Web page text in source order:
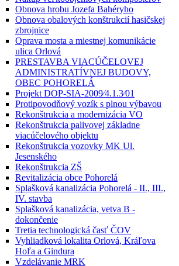
Obnova hrobu Jozefa Bahéryho
Obnova obalových konštrukcií hasičskej
zbrojnice
Oprava mosta a miestnej komunikácie
ulica Orlová
PRESTAVBA VIACÚČELOVEJ
ADMINISTRATÍVNEJ BUDOVY,
OBEC POHORELÁ
Projekt DOP-SIA-2009⁄4.1.3⁄01
Protipovodňový vozík s plnou výbavou
Rekonštrukcia a modernizácia VO
Rekonštrukcia palivovej základne
viacúčelového objektu
Rekonštrukcia vozovky MK Ul.
Jesenského
Rekonštrukcia ZŠ
Revitalizácia obce Pohorelá
Splašková kanalizácia Pohorelá - II., III.,
IV. stavba
Splašková kanalizácia, vetva B -
dokončenie
Tretia technologická časť ČOV
Vyhliadková lokalita Orlová, Kráľova
Hoľa a Gindura
Vzdelávanie MRK